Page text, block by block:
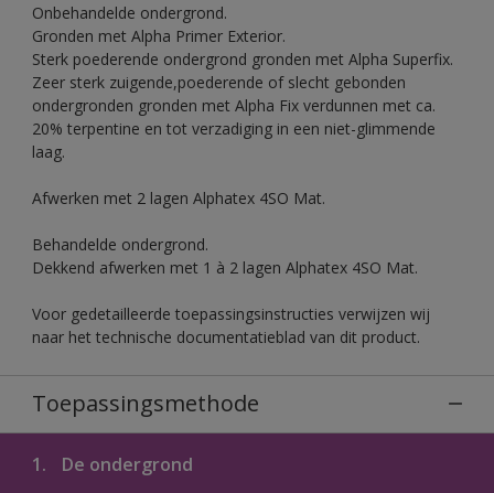
Onbehandelde ondergrond.
Gronden met Alpha Primer Exterior.
Sterk poederende ondergrond gronden met Alpha Superfix.
Zeer sterk zuigende,poederende of slecht gebonden
ondergronden gronden met Alpha Fix verdunnen met ca.
20% terpentine en tot verzadiging in een niet-glimmende
laag.
Afwerken met 2 lagen Alphatex 4SO Mat.
Behandelde ondergrond.
Dekkend afwerken met 1 à 2 lagen Alphatex 4SO Mat.
Voor gedetailleerde toepassingsinstructies verwijzen wij
naar het technische documentatieblad van dit product.
Toepassingsmethode
1. De ondergrond